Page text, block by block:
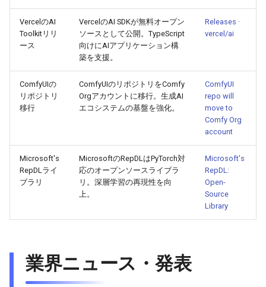
2026-05-26
2026-05-25
2026-05-23
2026-05-21
2026-05-19
2026-05-18
2025-11-10
2025-11-09
2025-11-07
2025-11-05
2025-11-03
2025-11-02
2026-05-26
2026-05-25
2026-05-23
2026-05-21
2026-05-19
2026-05-18
2026-05-17
2026-05-23
2026-05-22
2026-05-20
2026-05-18
2026-05-16
2026-05-15
2025-11-10
2025-11-09
2025-11-07
2025-11-05
2025-11-03
2025-11-02
2026-05-22
2026-05-21
2026-05-19
2026-05-17
2026-05-15
2026-05-14
2025-11-10
2025-11-09
2025-11-07
2025-11-05
2025-11-03
2025-11-02
2026-05-26
2026-05-25
2026-05-23
2026-05-21
2026-05-18
VercelのAI
Toolkitリリ
ース
VercelのAI SDKが無料オープン
ソースとして公開。TypeScript
向けにAIアプリケーション構
築を支援。
Releases ·
vercel/ai
ComfyUIの
リポジトリ
移行
ComfyUIのリポジトリをComfy
Orgアカウントに移行。生成AI
エコシステムの基盤を強化。
ComfyUI
repo will
move to
Comfy Org
account
Microsoft's
RepDLライ
ブラリ
MicrosoftのRepDLはPyTorch対
応のオープンソースライブラ
リ。深層学習の再現性を向
上。
Microsoft's
RepDL:
Open-
Source
Library
業界ニュース・発表